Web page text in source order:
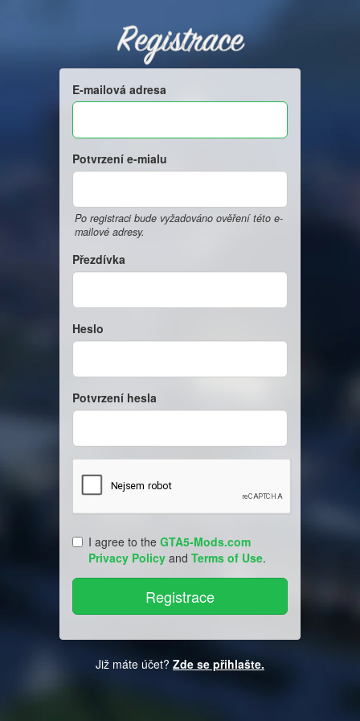
Registrace
E-mailová adresa
Potvrzení e-mialu
Po registraci bude vyžadováno ověření této e-
mailové adresy.
Přezdívka
Heslo
Potvrzení hesla
I agree to the GTA5-Mods.com
Privacy Policy and Terms of Use.
Již máte účet? Zde se přihlašte.